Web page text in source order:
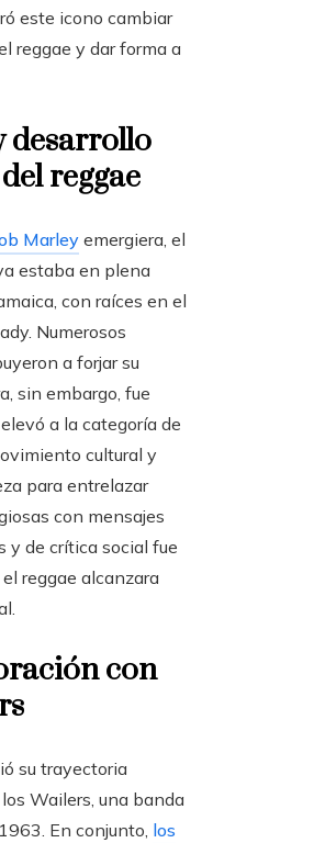
este icono cambiar
reggae y dar forma a
desarrollo
reggae
Marleyemergiera, el
estaba en plena
con raíces en el
Numerosos
a forjar su
sin embargo, fue
a la categoría de
cultural y
para entrelazar
con mensajes
y de crítica social fue
reggae alcanzara
con
su trayectoria
Wailers, una banda
En conjunto, los